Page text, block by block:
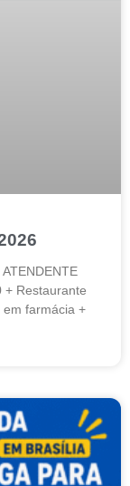
+ Restaurante
em farmácia +